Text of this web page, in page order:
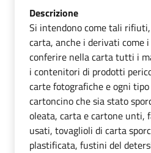
Descrizione
Si intendono come tali
carta, anche i derivati come
conferire nella carta tutti i
i contenitori di prodotti
carte fotografiche e ogni
cartoncino che sia stato
oleata, carta e cartone unti,
usati, tovaglioli di carta
plastificata, fustini del